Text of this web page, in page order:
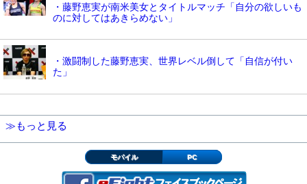
・藤野恵実が南米美女とタイトルマッチ「自分の欲しいも
のに対してはあきらめない」
・激闘制した藤野恵実、世界レベル倒して「自信が付い
た」
≫もっと見る
モバイル PC